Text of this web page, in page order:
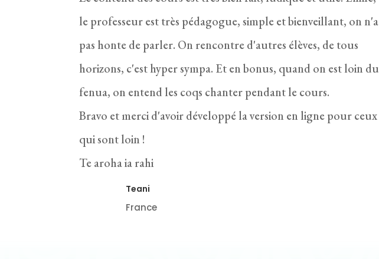
le professeur est très pédagogue, simple et bienveillant, on n'a
pas honte de parler. On rencontre d'autres élèves, de tous
horizons, c'est hyper sympa. Et en bonus, quand on est loin du
fenua, on entend les coqs chanter pendant le cours.
Bravo et merci d'avoir développé la version en ligne pour ceux
qui sont loin !
Te aroha ia rahi
Teani
France